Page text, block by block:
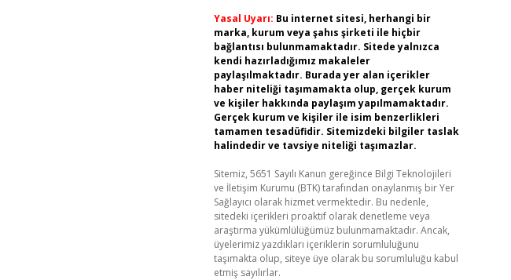
Yasal Uyarı: Bu internet sitesi, herhangi bir
marka, kurum veya şahıs şirketi ile hiçbir
bağlantısı bulunmamaktadır. Sitede yalnızca
kendi hazırladığımız makaleler
paylaşılmaktadır. Burada yer alan içerikler
haber niteliği taşımamakta olup, gerçek kurum
ve kişiler hakkında paylaşım yapılmamaktadır.
Gerçek kurum ve kişiler ile isim benzerlikleri
tamamen tesadüfidir. Sitemizdeki bilgiler taslak
halindedir ve tavsiye niteliği taşımazlar.
Sitemiz, 5651 Sayılı Kanun gereğince Bilgi Teknolojileri
ve İletişim Kurumu (BTK) tarafından onaylanmış bir Yer
Sağlayıcı olarak hizmet vermektedir. Bu nedenle,
sitedeki içerikleri proaktif olarak denetleme veya
araştırma yükümlülüğümüz bulunmamaktadır. Ancak,
üyelerimiz yazdıkları içeriklerin sorumluluğunu
taşımakta olup, siteye üye olarak bu sorumluluğu kabul
etmiş sayılırlar.